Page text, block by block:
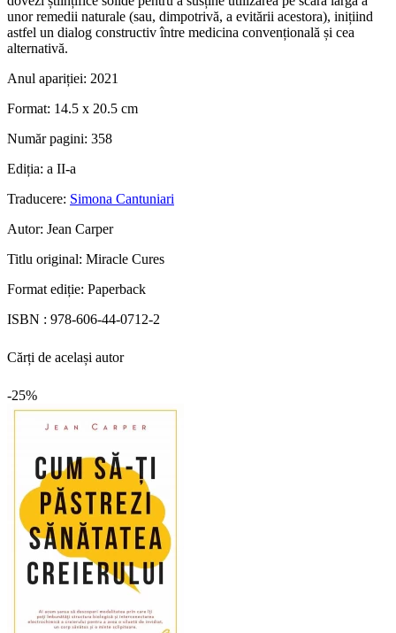
unor remedii naturale (sau, dimpotrivă, a evitării acestora), inițiind
astfel un dialog constructiv între medicina convențională și cea
alternativă.
Anul apariției: 2021
Format: 14.5 x 20.5 cm
Număr pagini: 358
Ediția: a II-a
Traducere: Simona Cantuniari
Autor: Jean Carper
Titlu original: Miracle Cures
Format ediție: Paperback
ISBN : 978-606-44-0712-2
Cărți de același autor
-25%